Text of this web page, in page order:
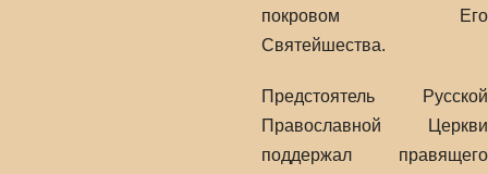
покровом Его
Святейшества.
Предстоятель Русской
Православной Церкви
поддержал правящего